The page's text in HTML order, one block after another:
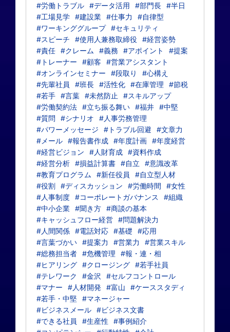
#労働トラブル #データ活用 #部門長 #半日
#工場見学 #建設業 #仕事力
#自律型
#ワーキンググループ #セキュリティ
#スピーチ
#使用人兼務取締役 #経営姿勢
#責任 #クレーム #義務 #アポイント
#提案
#トレーナー
#顧客
#営業アシスタント
#オンラインセミナー
#段取り
#心構え
#先輩社員
#班長 #活性化 #在庫管理
#節税
#若手 #言葉 #未然防止
#スキルアップ
#労働契約法 #立ち振る舞い #福井 #中堅
#質問
#シナリオ
#人事労務管理
#パワーメッセージ
#トラブル回避
#文章力
#メール #報告書作成 #年度計画 #年度経営
#経営ビジョン
#人財育成 #資料作成
#経営分析 #損益計算書 #自立
#意識改革
#教育プログラム
#新任役員
#自立型人材
#役割 #ディスカッション #労働時間
#女性
#人事制度 #コーポレートガバナンス
#組織
#中小企業 #聞き方 #商談の基本
#キャッシュフロー経営 #問題解決力
#人間関係 #電話対応 #基礎
#応用
#言葉づかい #提案力 #営業力
#営業スキル
#総務担当者 #危機管理
#報・連・相
#ヒアリング #クロージング #若手社員
#テレワーク
#金沢
#セルフコントロール
#マナー
#人材開発 #富山
#ケーススタディ
#若手・中堅 #マネージャー
#ビジネスメール #ビジネス文書
#できる社員
#生産性
#事例紹介